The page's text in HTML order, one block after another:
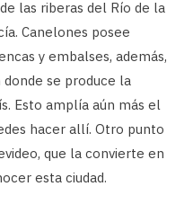
las riberas del Río de la
Canelones posee
y embalses, además,
donde se produce la
Esto amplía aún más el
hacer allí. Otro punto
que la convierte en
esta ciudad.